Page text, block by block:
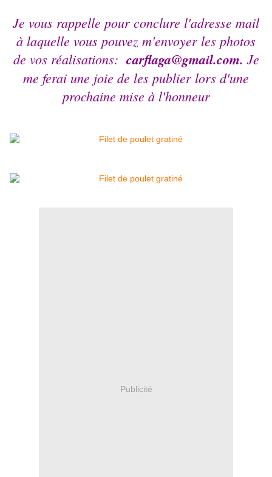
Je vous rappelle pour conclure l'adresse mail
à laquelle vous pouvez m'envoyer les photos
de vos réalisations: carflaga@gmail.com. Je
me ferai une joie de les publier lors d'une
prochaine mise à l'honneur
Publicité